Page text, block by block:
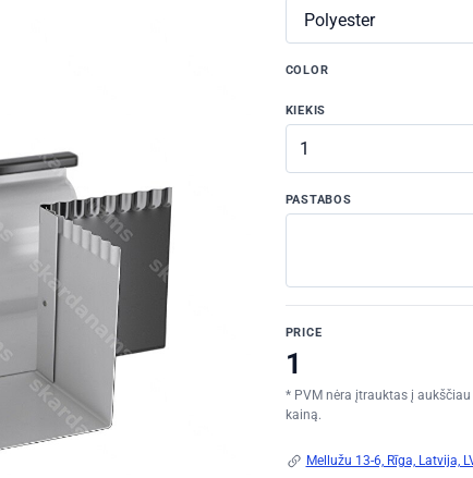
COLOR
KIEKIS
PASTABOS
PRICE
* PVM nėra įtrauktas į
kainą.
Mellužu 13-6, Rīga, Latvija,